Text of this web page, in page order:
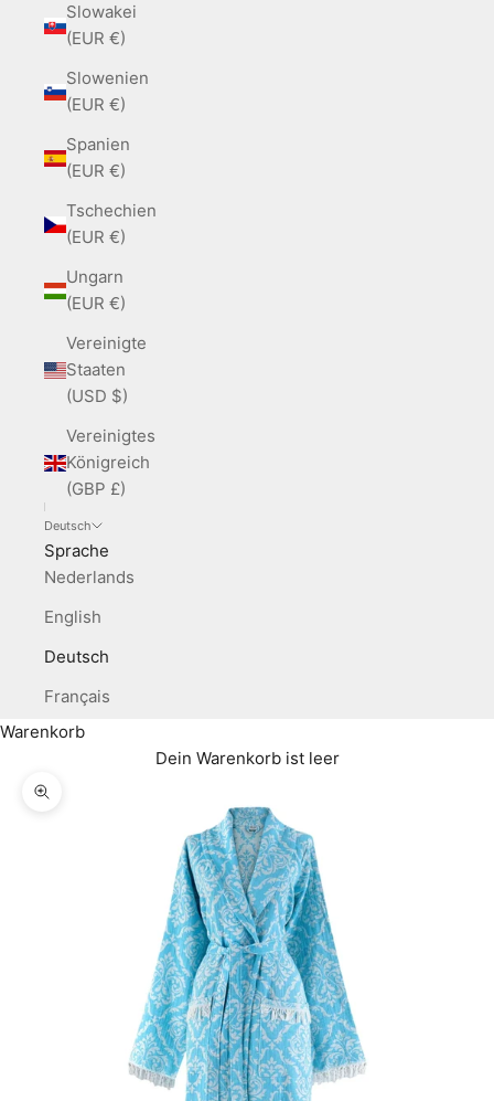
Slowakei
(EUR €)
Slowenien
(EUR €)
Spanien
(EUR €)
Tschechien
(EUR €)
Ungarn
(EUR €)
Vereinigte
Staaten
(USD $)
Vereinigtes
Königreich
(GBP £)
Deutsch
Sprache
Nederlands
English
Deutsch
Français
Warenkorb
Dein Warenkorb ist leer
Bild vergrößern